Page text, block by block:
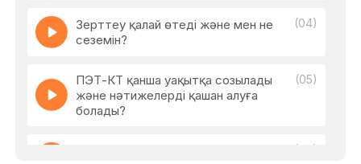
Зерттеу қалай өтеді және мен не
сеземін?
(04)
ПЭТ-КТ қанша уақытқа созылады
және нәтижелерді қашан алуға
болады?
(05)
(06)